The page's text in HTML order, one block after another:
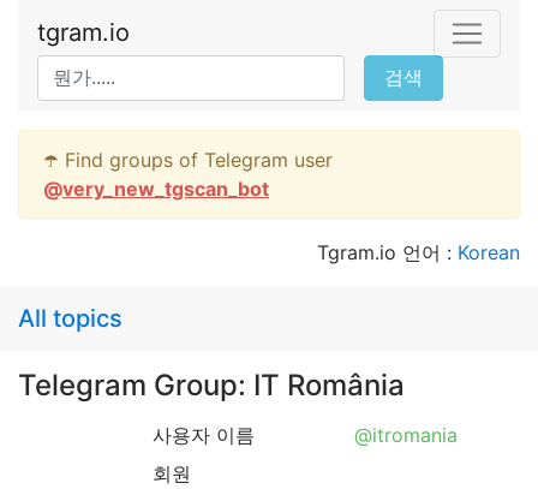
tgram.io
검색
☂️ Find groups of Telegram user
@very_new_tgscan_bot
Tgram.io 언어 : Korean
All topics
Telegram Group: IT România
사용자 이름
@itromania
회원